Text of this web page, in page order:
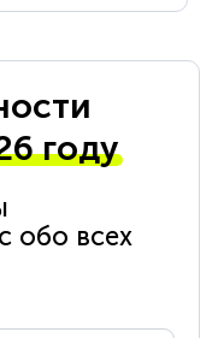
году
обо всех